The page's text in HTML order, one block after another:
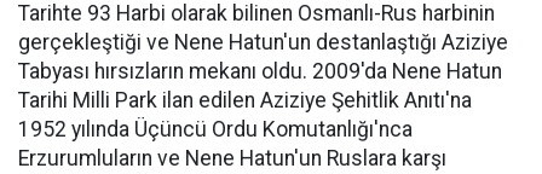
Tarihte 93 Harbi olarak bilinen Osmanlı-Rus harbinin
gerçekleştiği ve Nene Hatun'un destanlaştığı Aziziye
Tabyası hırsızların mekanı oldu. 2009'da Nene Hatun
Tarihi Milli Park ilan edilen Aziziye Şehitlik Anıtı'na
1952 yılında Üçüncü Ordu Komutanlığı'nca
Erzurumluların ve Nene Hatun'un Ruslara karşı